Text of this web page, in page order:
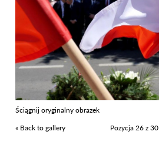
Ściągnij oryginalny obrazek
« Back to gallery
Pozycja 26 z 30